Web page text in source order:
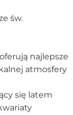
św.
najlepsze
atmosfery
się latem